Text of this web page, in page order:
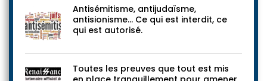
Antisémitisme, antijudaïsme,
antisionisme… Ce qui est interdit, ce
qui est autorisé.
Toutes les preuves que tout est mis